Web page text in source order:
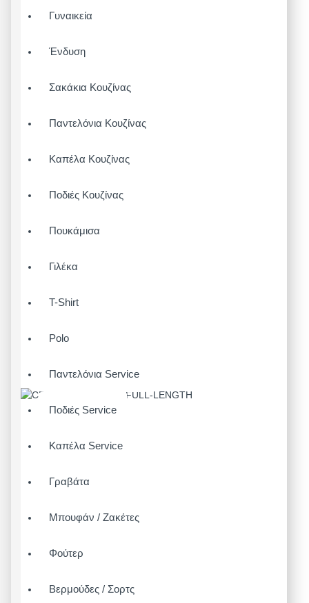
Γυναικεία
Ένδυση
Σακάκια Κουζίνας
Παντελόνια Κουζίνας
Καπέλα Κουζίνας
Ποδιές Κουζίνας
Πουκάμισα
Γιλέκα
T-Shirt
Polo
Παντελόνια Service
Ποδιές Service
Καπέλα Service
Γραβάτα
Μπουφάν / Ζακέτες
Φούτερ
Βερμούδες / Σορτς